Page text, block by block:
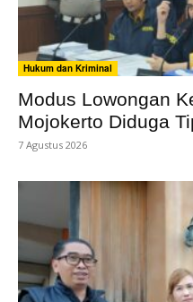
Hukum dan Kriminal
Modus Lowongan
Mojokerto Diduga
7 Agustus 2026